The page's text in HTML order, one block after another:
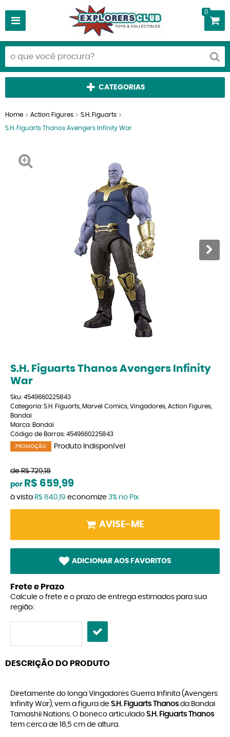
0
CATEGORIAS
Home Action Figures S.H. Figuarts
S.H. Figuarts Thanos Avengers Infinity War
S.H. Figuarts Thanos Avengers Infinity
War
Sku: 4549660225843
Categoria: S.H. Figuarts Marvel Comics Vingadores Action Figures
Bandai
Marca: Bandai
Código de Barras: 4549660225843
PROMOÇÃO Produto Indisponível
de R$ 729,18
por R$ 659,99
à vista R$ 640,19 economize 3% no Pix
AVISE-ME
ADICIONAR AOS FAVORITOS
Frete e Prazo
Calcule o frete e o prazo de entrega estimados para sua
região:
DESCRIÇÃO DO PRODUTO
Diretamente do longa Vingadores Guerra Infinita (Avengers
Infinity War), vem a figura de S.H. Figuarts Thanos da Bandai
Tamashii Nations. O boneco articulado S.H. Figuarts Thanos
tem cerca de 18,5 cm de altura.